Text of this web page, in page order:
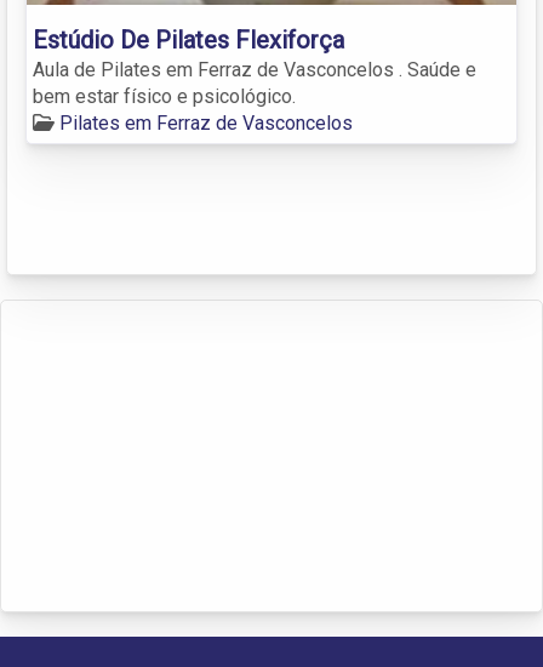
Estúdio De Pilates Flexiforça
Aula de Pilates em Ferraz de Vasconcelos . Saúde e
bem estar físico e psicológico.
Pilates em Ferraz de Vasconcelos